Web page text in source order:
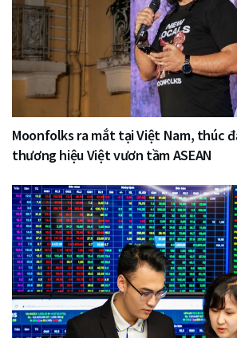
Moonfolks ra mắt tại Việt Nam, thúc
thương hiệu Việt vươn tầm ASEAN